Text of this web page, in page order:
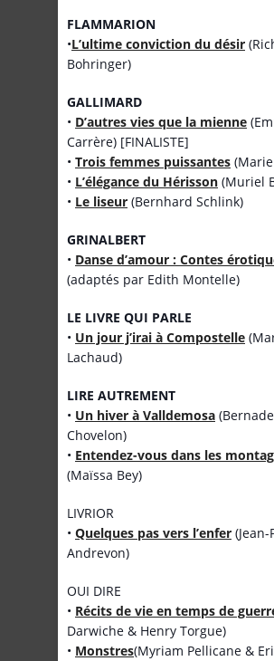
FLAMMARION
•L’ultime conviction du désir
Bohringer)
GALLIMARD
• D’autres vies que la mienne
Carrère) [FINALISTE]
• Trois femmes puissantes (Marie
• L’élégance du Hérisson (Muriel
• Le liseur (Bernhard Schlink)
GRINALBERT
• Danse d’amour : Contes
(adaptés par Edith Montelle)
LE LIVRE QUI PARLE
• Un jour j’irai à Compostelle
Lachaud)
LIRE AUTREMENT
• Un hiver à Valldemosa
Chovelon)
• Entendez-vous dans les
(Maïssa Bey)
LIVRIOR
• Quelques pas vers l’enfer
Andrevon)
OUI DIRE
• Récits de vie en temps de
Darwiche & Henry Torgue)
• Monstres(Myriam Pellicane &